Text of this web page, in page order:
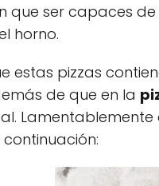
que ser capaces
horno.
estas pizzas
de que en la